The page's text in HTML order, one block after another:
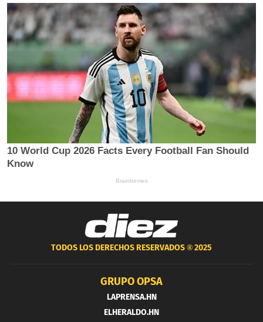
TODOS LOS DERECHOS RESERVADOS ®2025
GRUPO OPSA
LAPRENSA.HN
ELHERALDO.HN